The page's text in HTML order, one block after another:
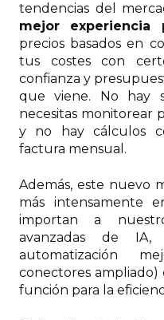
tendencias del
mejor experiencia
precios basados en
tus costes con
confianza y
que viene. No hay
necesitas monitorear
y no hay cálculos
factura mensual.
Además, este nuevo
más intensamente
importan a
avanzadas de IA,
automatización
conectores
función para la